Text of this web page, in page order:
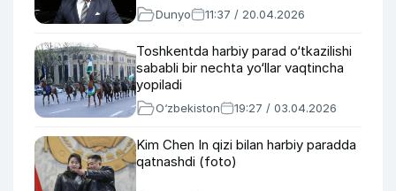
Dunyo 11:37 / 20.04.2026
Toshkentda harbiy parad o‘tkazilishi
sababli bir nechta yo‘llar vaqtincha
yopiladi
O‘zbekiston 19:27 / 03.04.2026
Kim Chen In qizi bilan harbiy paradda
qatnashdi (foto)